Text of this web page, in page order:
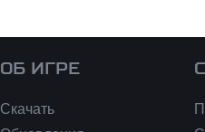
ОБ ИГРЕ
Скачать